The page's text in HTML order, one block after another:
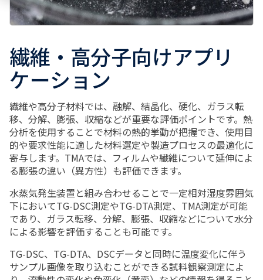
繊維・高分子向けアプリ
ケーション
繊維や高分子材料では、融解、結晶化、硬化、ガラス転
移、分解、膨張、収縮などが重要な評価ポイントです。熱
分析を使用することで材料の熱的挙動が把握でき、使用目
的や要求性能に適した材料選定や製造プロセスの最適化に
寄与します。TMAでは、フィルムや繊維について延伸によ
る膨張の違い（異方性）も評価できます。
水蒸気発生装置と組み合わせることで一定相対湿度雰囲気
下においてTG-DSC測定やTG-DTA測定、TMA測定が可能
であり、ガラス転移、分解、膨張、収縮などについて水分
による影響を評価することも可能です。
TG-DSC、TG-DTA、DSCデータと同時に温度変化に伴う
サンプル画像を取り込むことができる試料観察測定によ